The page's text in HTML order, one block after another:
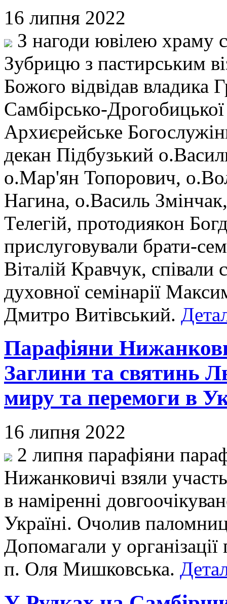
16 липня 2022
З нагоди ювілею храму
Зубрицю з пастирським
Божого відвідав владика
Самбірсько-
Архиєрейське
декан Підбузький
о.Мар'ян Топорович,
Нагина, о.Василь
Телегій, протодиякон
прислуговували брати-
Віталій Кравчук, співали
духовної семінарії
Дмитро Витівський.
Парафіяни
Заглини та святинь
миру та перемоги в
16 липня 2022
2 липня парафіяни
Нижанковичі взяли
в наміренні
Україні. Очолив
Допомагали у
п. Оля Мишковська.